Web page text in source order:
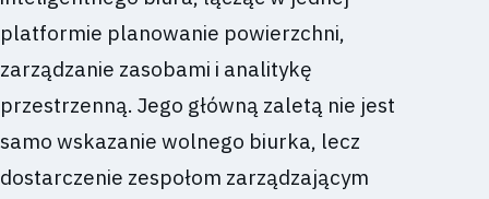
platformie planowanie powierzchni,
zarządzanie zasobami i analitykę
przestrzenną. Jego główną zaletą nie jest
samo wskazanie wolnego biurka, lecz
dostarczenie zespołom zarządzającym